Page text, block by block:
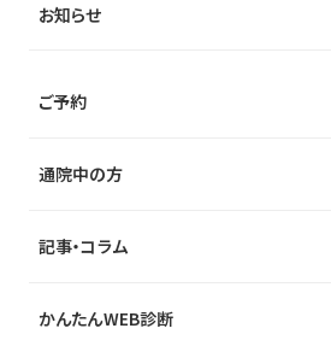
お知らせ
通院中の方
ご予約
記事・コラム
かんたんWEB診断